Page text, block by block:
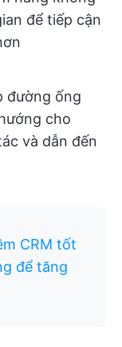
để tiếp cận
đường ống
cho
và dẫn đến
CRM tốt
để tăng